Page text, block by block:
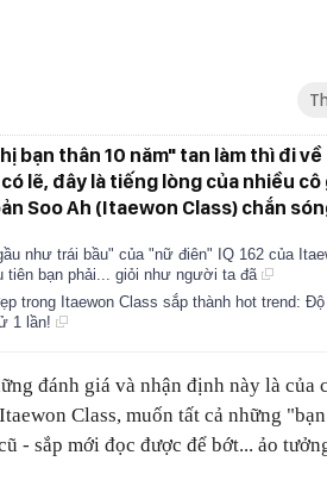
bạn thân 10 năm" tan làm thì đi
lẽ, đây là tiếng lòng của nhiều
Soo Ah (Itaewon Class) chắn
như trái bầu" của "nữ điên" IQ 162 của
tiên bạn phải... giỏi như người ta đã
trong Itaewon Class sắp thành hot trend:
1 lần!
đánh giá và nhận định này là của
Class, muốn tất cả những
- sắp mới đọc được để bớt... ảo